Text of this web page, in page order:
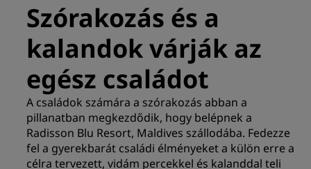
Már első pillantásra lenyűgöz
A nap ajánlatai
Foglaljon előre
Csomagjaink megtekintése
Utazási tippek
Családbarát szállodák
Szórakozás és a
kalandok várják az
egész családot
A családok számára a szórakozás abban a
pillanatban megkezdődik, hogy belépnek a
Radisson Blu Resort, Maldives szállodába. Fedezze
fel a gyerekbarát családi élményeket a külön erre a
célra tervezett, vidám percekkel és kalanddal teli